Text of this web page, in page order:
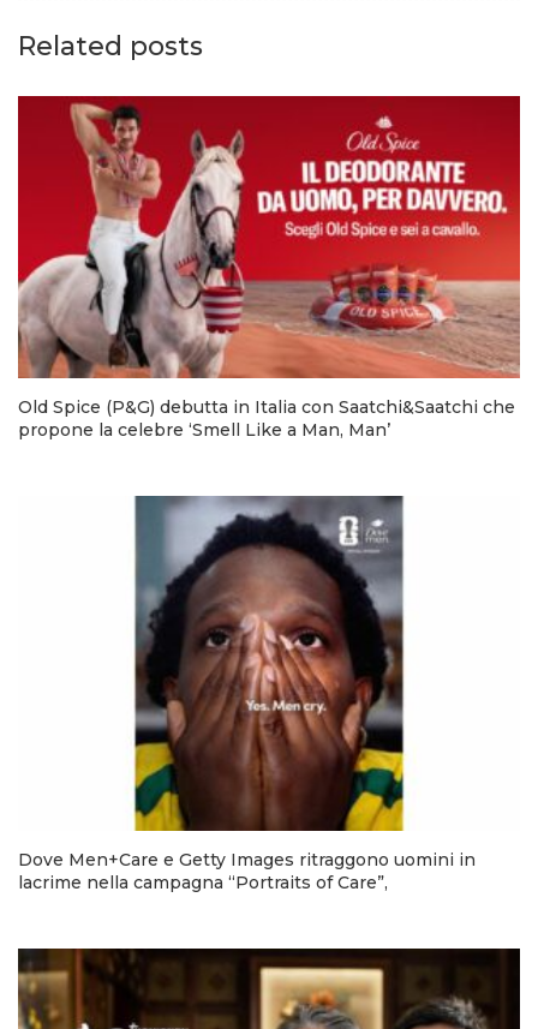
Related posts
Old Spice (P&G) debutta in Italia con Saatchi&Saatchi che
propone la celebre ‘Smell Like a Man, Man’
Dove Men+Care e Getty Images ritraggono uomini in
lacrime nella campagna “Portraits of Care”,